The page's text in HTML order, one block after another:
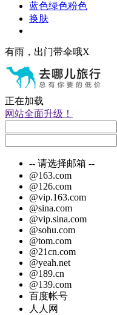
蓝色绿色粉色
换肤
有雨，出门带伞哦X
正在加载
网站全面升级！
-- 请选择邮箱 --
@163.com
@126.com
@vip.163.com
@sina.com
@vip.sina.com
@sohu.com
@tom.com
@21cn.com
@yeah.net
@189.cn
@139.com
百度帐号
人人网